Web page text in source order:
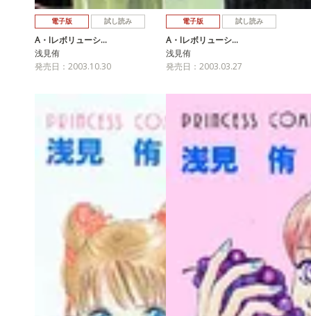
電子版 試し読み
A・Iレボリューシ…
浅見侑
発売日：2003.10.30
電子版 試し読み
A・Iレボリューシ…
浅見侑
発売日：2003.03.27